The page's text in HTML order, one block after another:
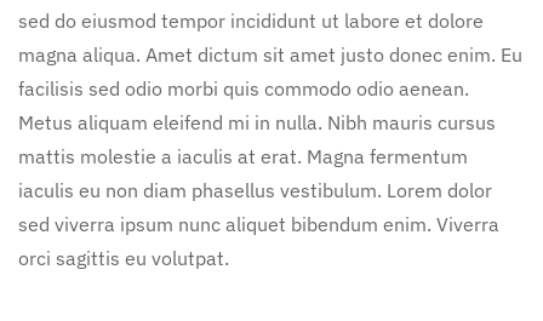
sed do eiusmod tempor incididunt ut labore et dolore
magna aliqua. Amet dictum sit amet justo donec enim. Eu
facilisis sed odio morbi quis commodo odio aenean.
Metus aliquam eleifend mi in nulla. Nibh mauris cursus
mattis molestie a iaculis at erat. Magna fermentum
iaculis eu non diam phasellus vestibulum. Lorem dolor
sed viverra ipsum nunc aliquet bibendum enim. Viverra
orci sagittis eu volutpat.